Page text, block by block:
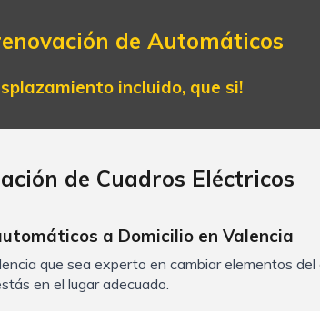
de Automáticos
incluido, que si!
de Cuadros Eléctricos
a Domicilio en Valencia
que sea experto en cambiar elementos del
en el lugar adecuado.